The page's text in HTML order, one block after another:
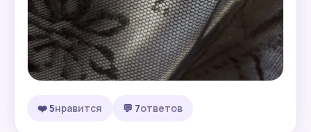
❤️ 5нравится 💬 7ответов